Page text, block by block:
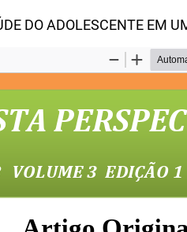
DO ADOLESCENTE EM